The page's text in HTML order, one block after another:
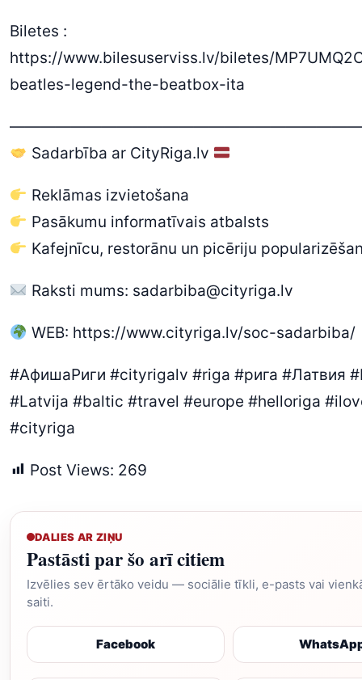
Biletes :
https://www.bilesuserviss.lv/biletes/
beatles-legend-the-beatbox-ita
Sadarbība ar CityRiga.lv
Reklāmas izvietošana
Pasākumu informatīvais atbalsts
Kafejnīcu, restorānu un picēriju
Raksti mums: sadarbiba@cityriga.lv
WEB: https://www.cityriga.lv/soc-sadarbiba/
#АфишаРиги #cityrigalv #riga #рига #Латвия
#Latvija #baltic #travel #europe #helloriga
#cityriga
Post Views: 269
DALIES AR ZIŅU
Pastāsti par šo arī citiem
Izvēlies sev ērtāko veidu — sociālie tīkli, e-pasts vai
saiti.
Facebook